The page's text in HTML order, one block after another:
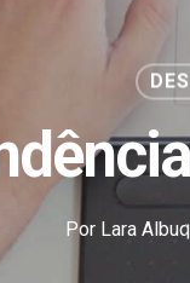
Por Lara